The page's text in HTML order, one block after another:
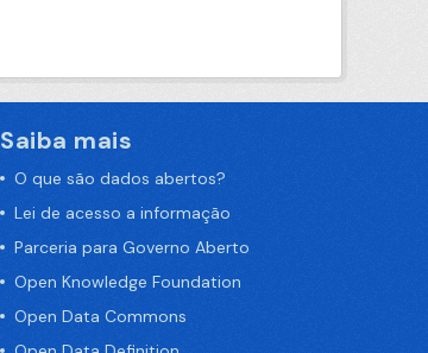
Saiba mais
O que são dados abertos?
Lei de acesso a informação
Parceria para Governo Aberto
Open Knowledge Foundation
Open Data Commons